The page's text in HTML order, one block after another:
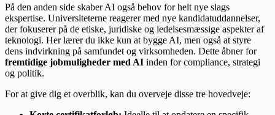
På den anden side skaber AI også behov for helt nye slags
ekspertise. Universiteterne reagerer med nye kandidatuddannelser,
der fokuserer på de etiske, juridiske og ledelsesmæssige aspekter af
teknologi. Her lærer du ikke kun at bygge AI, men også at styre
dens indvirkning på samfundet og virksomheden. Dette åbner for
fremtidige jobmuligheder med AI inden for compliance, strategi
og politik.
For at give dig et overblik, kan du overveje disse tre hovedveje: